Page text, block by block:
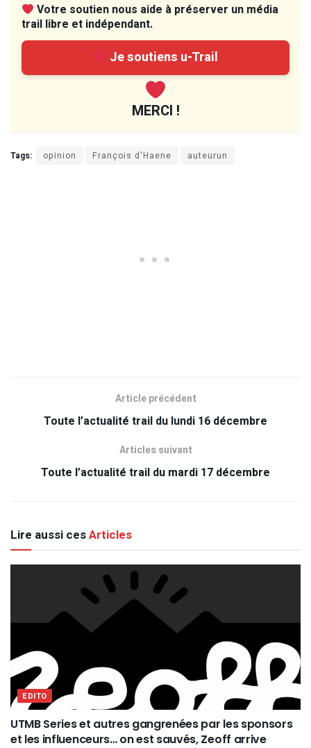
Votre soutien nous aide à préserver un média
trail libre et indépendant.
Je soutiens u-Trail
MERCI !
Tags: opinion François d'Haene auteurun
Article précédent
Toute l’actualité trail du lundi 16 décembre
Articles suivant
Toute l’actualité trail du mardi 17 décembre
Lire aussi cesArticles
EDITO
UTMB Series et autres gangrenées par les sponsors
et les influenceurs… on est sauvés, Zeoff arrive